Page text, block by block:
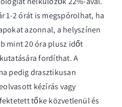
1-2 órát is megspórolhat, ha
azonnal, a helyszínen
mint 20 óra plusz időt
fordíthat. A
pedig drasztikusan
kézírás vagy
tőke közvetlenül és